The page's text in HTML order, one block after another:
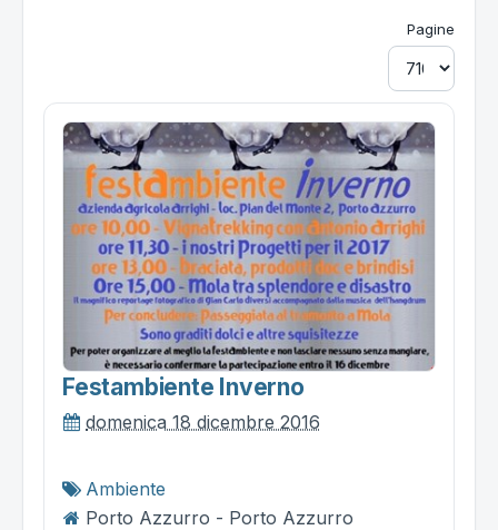
Pagine
Festambiente Inverno
domenica 18 dicembre 2016
Ambiente
Porto Azzurro - Porto Azzurro